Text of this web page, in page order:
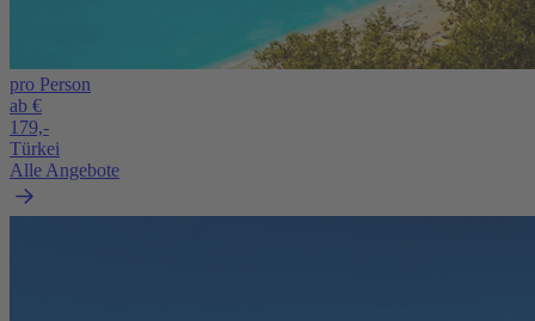
pro Person
ab €
179,-
Türkei
Alle Angebote